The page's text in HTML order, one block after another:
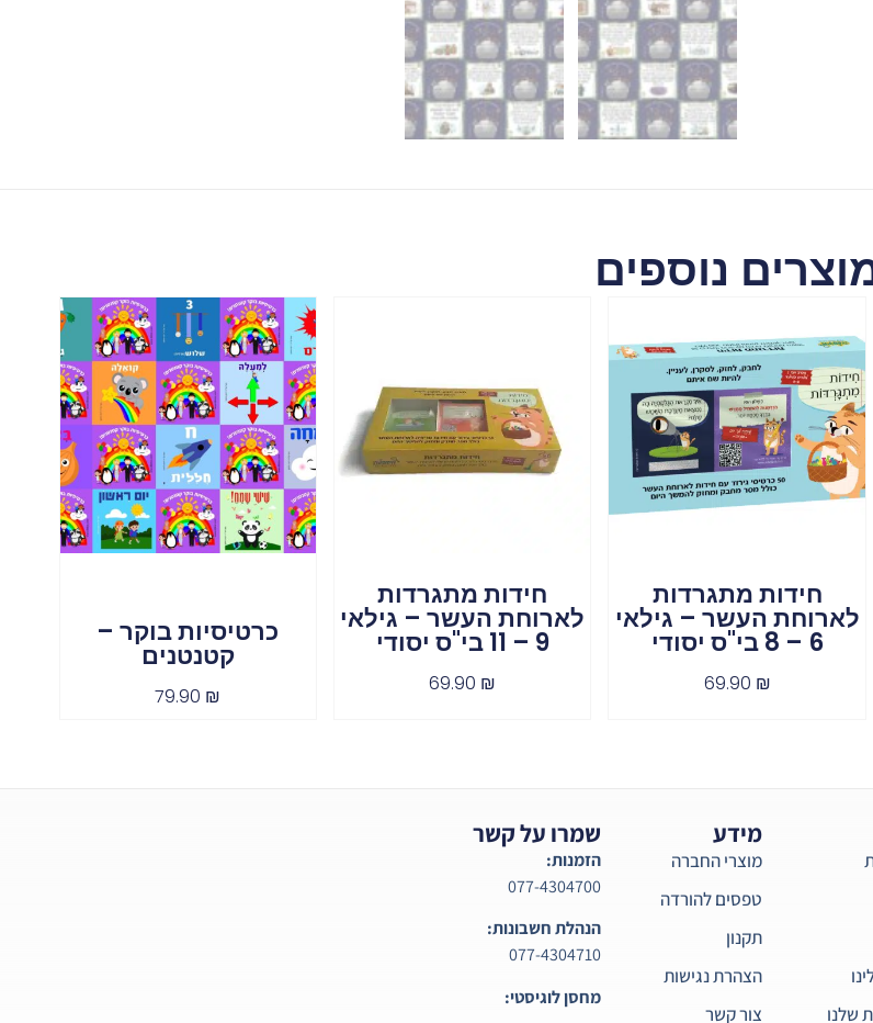
נוספים
חידות מתגרדות
לארוחת העשר – גילאי
6 – 8 בי"ס יסודי
69.90 ₪
חידות מתגרדות
לארוחת העשר – גילאי
9 – 11 בי"ס יסודי
69.90 ₪
כרטיסיות בוקר –
קטנטנים
79.90 ₪
שלנו
מידע
מוצרי החברה
טפסים להורדה
תקנון
הצהרת נגישות
צור קשר
שמרו על קשר
הזמנות:
077-4304700
הנהלת חשבונות:
077-4304710
מחסן לוגיסטי: